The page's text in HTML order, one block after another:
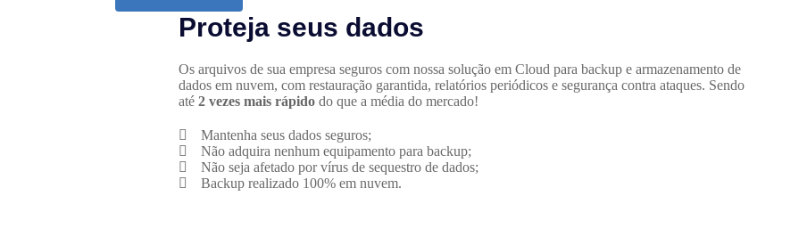
Proteja seus dados
Os arquivos de sua empresa seguros com nossa solução em Cloud para backup e armazenamento de
dados em nuvem, com restauração garantida, relatórios periódicos e segurança contra ataques. Sendo
até 2 vezes mais rápido do que a média do mercado!
Mantenha seus dados seguros;
Não adquira nenhum equipamento para backup;
Não seja afetado por vírus de sequestro de dados;
Backup realizado 100% em nuvem.